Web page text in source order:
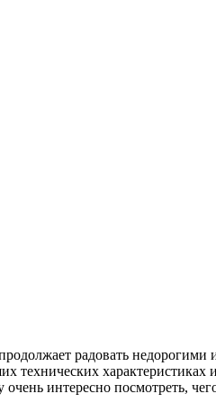
радовать
технических
интересно посмотреть,